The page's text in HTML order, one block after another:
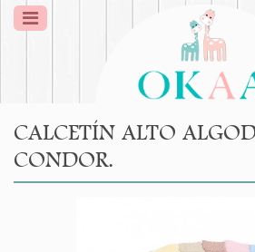
CALCETÍN ALTO
CONDOR.